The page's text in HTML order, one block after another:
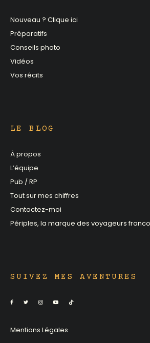
Nouveau ? Clique ici
Préparatifs
Conseils photo
Vidéos
Vos récits
LE BLOG
À propos
L’équipe
Pub / RP
Tout sur mes chiffres
Contactez-moi
Périples, la marque des voyageurs
SUIVEZ MES AVENTURES
Mentions Légales